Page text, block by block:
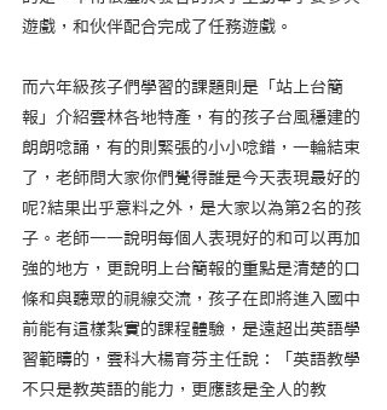
遊戲，和伙伴配合完成了任務遊戲。
而六年級孩子們學習的課題則是「站上台簡
報」介紹雲林各地特產，有的孩子台風穩建的
朗朗唸誦，有的則緊張的小小唸錯，一輪結束
了，老師問大家你們覺得誰是今天表現最好的
呢?結果出乎意料之外，是大家以為第2名的孩
子。老師一一說明每個人表現好的和可以再加
強的地方，更說明上台簡報的重點是清楚的口
條和與聽眾的視線交流，孩子在即將進入國中
前能有這樣紮實的課程體驗，是遠超出英語學
習範疇的，雲科大楊育芬主任說：「英語教學
不只是教英語的能力，更應該是全人的教